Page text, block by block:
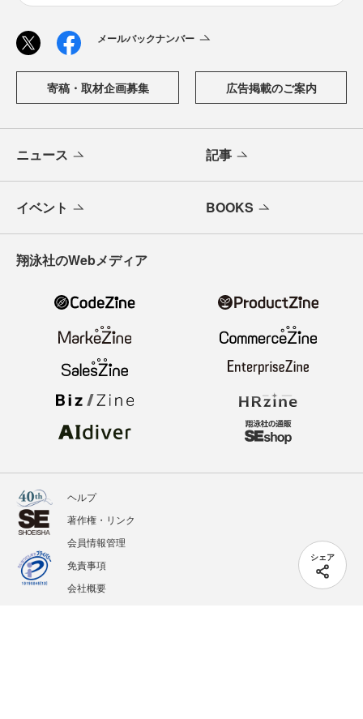
シェア
メールバックナンバー
寄稿・取材企画募集 広告掲載のご案内
ニュース 記事
イベント BOOKS
翔泳社のWebメディア
ヘルプ
著作権・リンク
会員情報管理
免責事項
会社概要